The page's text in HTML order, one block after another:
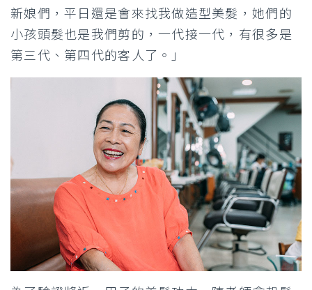
新娘們，平日還是會來找我做造型美髮，她們的
小孩頭髮也是我們剪的，一代接一代，有很多是
第三代、第四代的客人了。」